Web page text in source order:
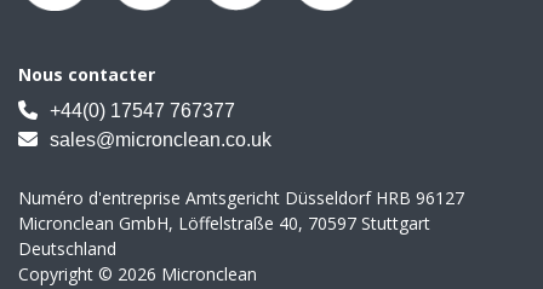
Nous contacter
+44(0) 17547 767377
sales@micronclean.co.uk
Numéro d'entreprise Amtsgericht Düsseldorf HRB 96127
Micronclean GmbH, Löffelstraße 40, 70597 Stuttgart
Deutschland
Copyright © 2026 Micronclean